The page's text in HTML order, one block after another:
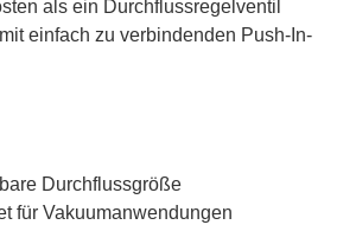
als ein Durchflussregelventil
einfach zu verbindenden Push-In-
Durchflussgröße
für Vakuumanwendungen